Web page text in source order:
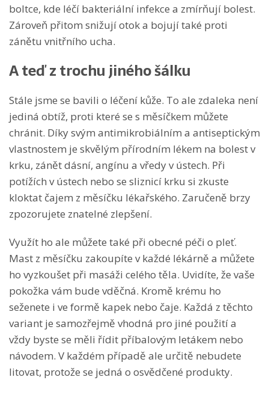
boltce, kde léčí bakteriální infekce a zmírňují bolest.
Zároveň přitom snižují otok a bojují také proti
zánětu vnitřního ucha.
A teď z trochu jiného šálku
Stále jsme se bavili o léčení kůže. To ale zdaleka není
jediná obtíž, proti které se s měsíčkem můžete
chránit. Díky svým antimikrobiálním a antiseptickým
vlastnostem je skvělým přírodním lékem na bolest v
krku, zánět dásní, angínu a vředy v ústech. Při
potížích v ústech nebo se sliznicí krku si zkuste
kloktat čajem z měsíčku lékařského. Zaručeně brzy
zpozorujete znatelné zlepšení.
Využít ho ale můžete také při obecné péči o pleť.
Mast z měsíčku zakoupíte v každé lékárně a můžete
ho vyzkoušet při masáži celého těla. Uvidíte, že vaše
pokožka vám bude vděčná. Kromě krému ho
seženete i ve formě kapek nebo čaje. Každá z těchto
variant je samozřejmě vhodná pro jiné použití a
vždy byste se měli řídit příbalovým letákem nebo
návodem. V každém případě ale určitě nebudete
litovat, protože se jedná o osvědčené produkty.